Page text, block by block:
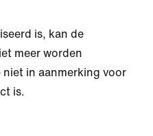
is, kan de
meer worden
in aanmerking voor
is.